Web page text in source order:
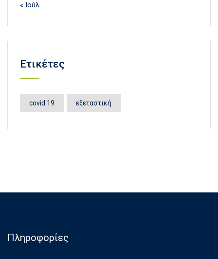
« Ιούλ
Ετικέτες
covid 19 εξεταστική
Πληροφορίες